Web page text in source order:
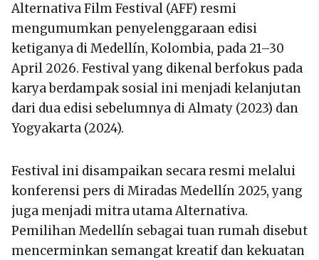
Alternativa Film Festival (AFF) resmi
mengumumkan penyelenggaraan edisi
ketiganya di Medellín, Kolombia, pada 21–30
April 2026. Festival yang dikenal berfokus pada
karya berdampak sosial ini menjadi kelanjutan
dari dua edisi sebelumnya di Almaty (2023) dan
Yogyakarta (2024).
Festival ini disampaikan secara resmi melalui
konferensi pers di Miradas Medellín 2025, yang
juga menjadi mitra utama Alternativa.
Pemilihan Medellín sebagai tuan rumah disebut
mencerminkan semangat kreatif dan kekuatan